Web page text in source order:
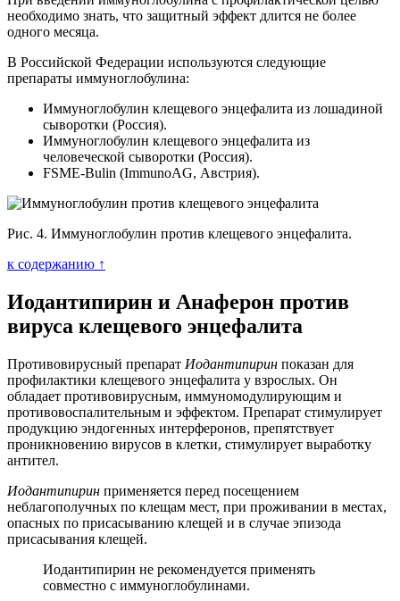
необходимо знать, что защитный эффект длится не более
одного месяца.
В Российской Федерации используются следующие
препараты иммуноглобулина:
Иммуноглобулин клещевого энцефалита из лошадиной
сыворотки (Россия).
Иммуноглобулин клещевого энцефалита из
человеческой сыворотки (Россия).
FSME-Bulin (ImmunoAG, Австрия).
Рис. 4. Иммуноглобулин против клещевого энцефалита.
к содержанию ↑
Иодантипирин и Анаферон против
вируса клещевого энцефалита
Противовирусный препарат Иодантипирин показан для
профилактики клещевого энцефалита у взрослых. Он
обладает противовирусным, иммуномодулирующим и
противовоспалительным и эффектом. Препарат стимулирует
продукцию эндогенных интерферонов, препятствует
проникновению вирусов в клетки, стимулирует выработку
антител.
Иодантипирин применяется перед посещением
неблагополучных по клещам мест, при проживании в местах,
опасных по присасыванию клещей и в случае эпизода
присасывания клещей.
Иодантипирин не рекомендуется применять
совместно с иммуноглобулинами.